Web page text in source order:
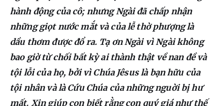
hành động của cô; nhưng Ngài đã chấp nhận
những giọt nước mắt và của lễ thờ phượng là
dầu thơm được đổ ra. Tạ ơn Ngài vì Ngài không
bao giờ từ chối bất kỳ ai thành thật về nan đề và
tội lỗi của họ, bởi vì Chúa Jêsus là bạn hữu của
tội nhân và là Cứu Chúa của những nguời bị hư
mất. Xin giúp con biết rằng con quý giá như thế